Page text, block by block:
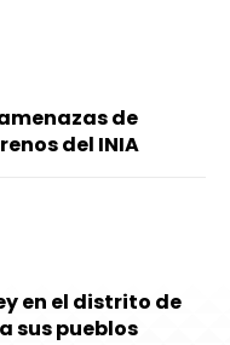
de
del INIA
en el distrito de
sus pueblos